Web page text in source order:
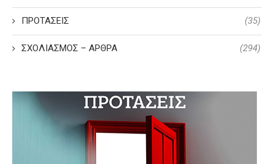
ΠΡΟΤΑΣΕΙΣ (35)
ΣΧΟΛΙΑΣΜΟΣ – ΑΡΘΡΑ (294)